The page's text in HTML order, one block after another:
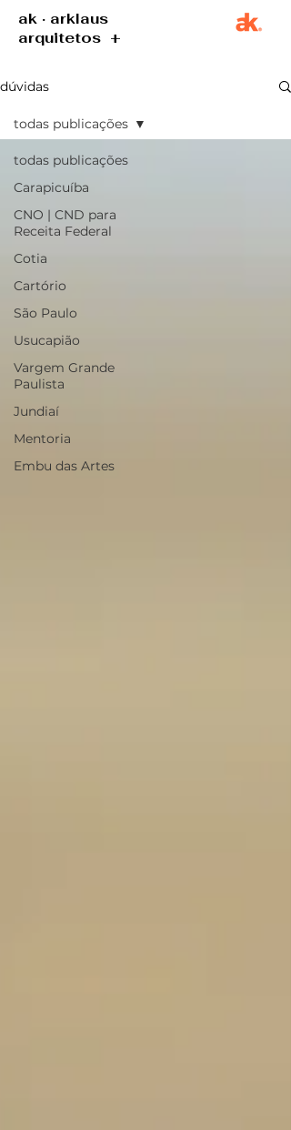
ak · arklaus
arquitetos +
dúvidas
todas publicações
Carapicuíba
CNO | CND para
Receita Federal
Cotia
Cartório
São Paulo
Usucapião
Vargem Grande
Paulista
Jundiaí
Mentoria
Embu das Artes
todas publicações